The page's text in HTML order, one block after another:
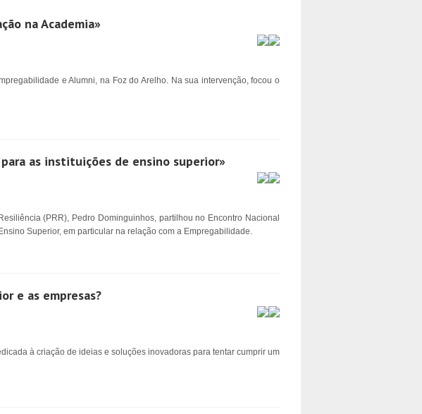
na Academia»
e Alumni, na Foz do Arelho. Na sua intervenção, focou o
as instituições de ensino superior»
(PRR), Pedro Dominguinhos, partilhou no Encontro Nacional
Superior, em particular na relação com a Empregabilidade.
e as empresas?
à criação de ideias e soluções inovadoras para tentar cumprir um